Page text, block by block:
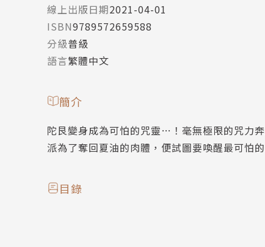
線上出版日期2021-04-01
ISBN9789572659588
分級普級
語言繁體中文
簡介
陀艮變身成為可怕的咒靈…！毫無極限的咒力
派為了奪回夏油的肉體，便試圖要喚醒最可怕
目錄